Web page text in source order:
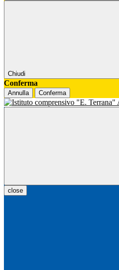
Chiudi
Conferma
Annulla Conferma
close